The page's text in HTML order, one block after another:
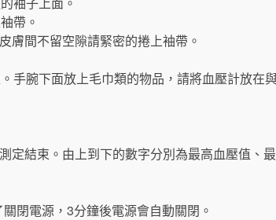
帶。
膚間不留空隙請緊密的捲上袖帶。
手腕下面放上毛巾類的物品，請將血壓計放在
定結束。由上到下的數字分別為最高血壓值、
閉電源，3分鐘後電源會自動關閉。